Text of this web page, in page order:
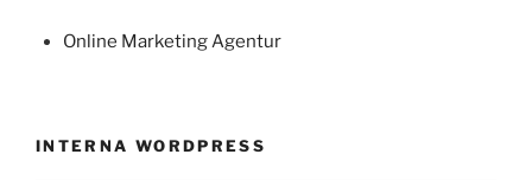
Online Marketing Agentur
INTERNA WORDPRESS